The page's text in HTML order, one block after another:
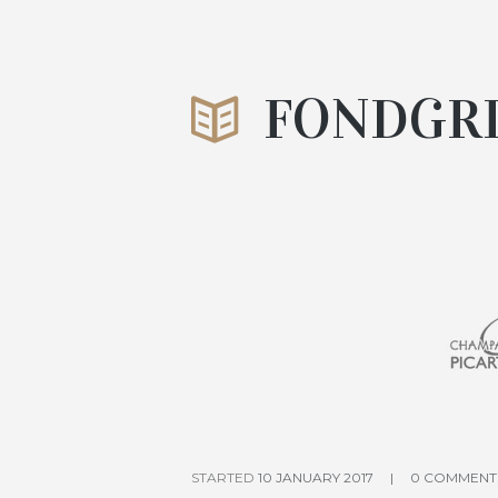
STARTED 10 JANUARY 2017 0